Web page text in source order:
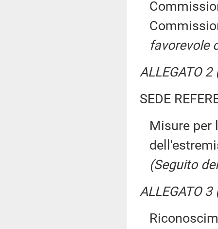
favorevole
ALLEGATO
SEDE
Misure per
(Seguito
ALLEGATO